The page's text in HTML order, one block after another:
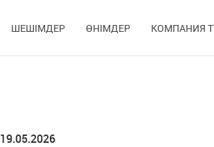
ШЕШІМДЕР ӨНІМДЕР КОМПАНИЯ
19.05.2026